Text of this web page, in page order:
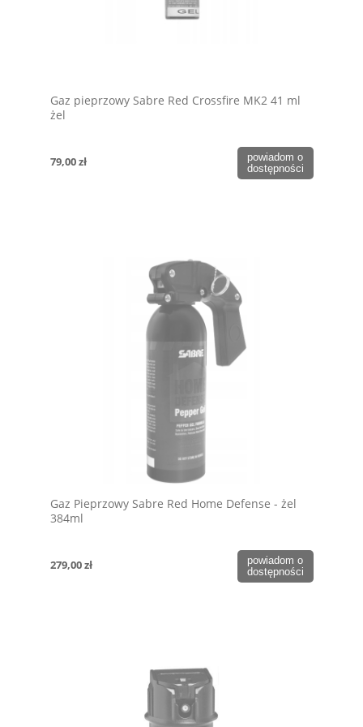
Gaz pieprzowy Sabre Red Crossfire MK2 41 ml
żel
79,00 zł
powiadom o
dostępności
Gaz Pieprzowy Sabre Red Home Defense - żel
384ml
279,00 zł
powiadom o
dostępności